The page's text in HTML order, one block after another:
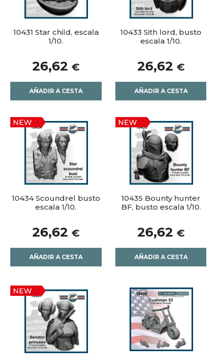
10431 Star child, escala
1/10.
26,62 €
AÑADIR A CESTA
10433 Sith lord, busto
escala 1/10.
26,62 €
AÑADIR A CESTA
10434 Scoundrel busto
escala 1/10.
26,62 €
AÑADIR A CESTA
10435 Bounty hunter
BF, busto escala 1/10.
26,62 €
AÑADIR A CESTA